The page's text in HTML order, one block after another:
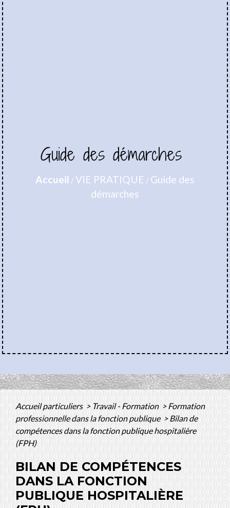
Guide des démarches
Accueil /VIE PRATIQUE / Guide des
démarches
Accueil particuliers >Travail - Formation > Formation
professionnelle dans la fonction publique>Bilan de
compétences dans la fonction publique hospitalière
(FPH)
BILAN DE COMPÉTENCES
DANS LA FONCTION
PUBLIQUE HOSPITALIÈRE